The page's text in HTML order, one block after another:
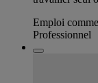
Emploi
Professionnel